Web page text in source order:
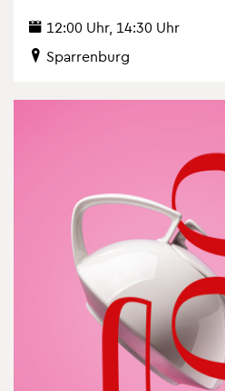
12:00 Uhr, 14:30 Uhr
Spar­ren­burg